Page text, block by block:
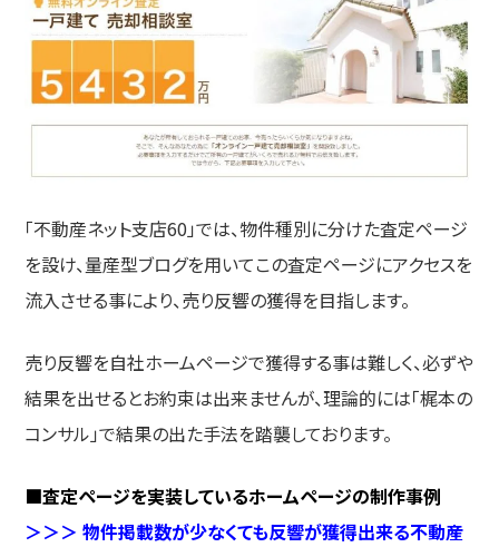
「不動産ネット支店60」では、物件種別に分けた査定ページ
を設け、量産型ブログを用いてこの査定ページにアクセスを
流入させる事により、売り反響の獲得を目指します。
売り反響を自社ホームページで獲得する事は難しく、必ずや
結果を出せるとお約束は出来ませんが、理論的には「梶本の
コンサル」で結果の出た手法を踏襲しております。
■査定ページを実装しているホームページの制作事例
＞＞＞ 物件掲載数が少なくても反響が獲得出来る不動産